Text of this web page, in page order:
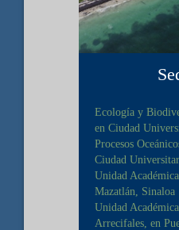
Ecología y
en Ciudad
Procesos
Ciudad
Unidad
Mazatlán, Sinaloa
Unidad
Arrecifales, en